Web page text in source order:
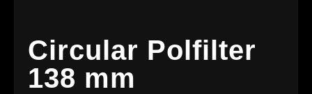
Circular Polfilter
138 mm